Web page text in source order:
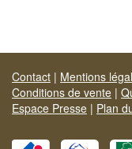
Contact | Mentions
Conditions de vente |
Espace Presse | Plan